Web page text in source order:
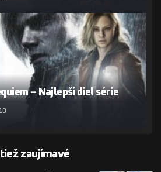
– Najlepší diel série
zaujímavé